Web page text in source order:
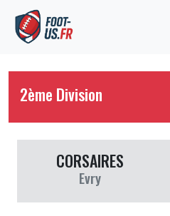
2ème Division
CORSAIRES
Evry